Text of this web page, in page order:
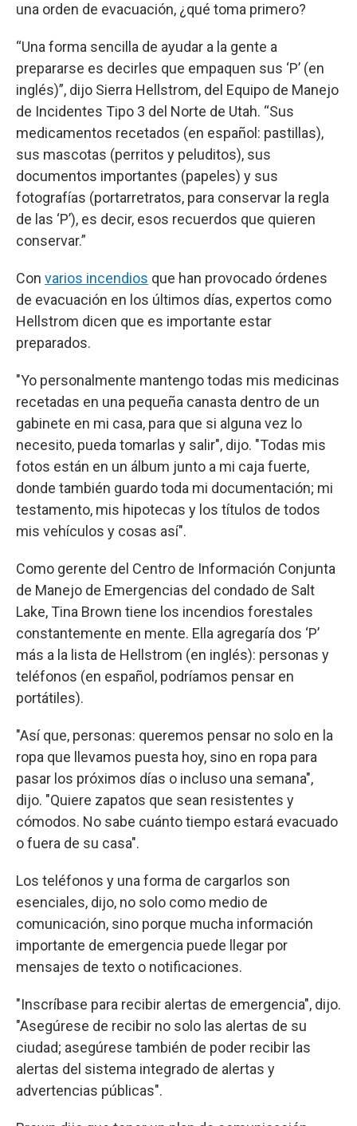
una orden de evacuación, ¿qué toma primero?
“Una forma sencilla de ayudar a la gente a
prepararse es decirles que empaquen sus ‘P’ (en
inglés)”, dijo Sierra Hellstrom, del Equipo de Manejo
de Incidentes Tipo 3 del Norte de Utah. “Sus
medicamentos recetados (en español: pastillas),
sus mascotas (perritos y peluditos), sus
documentos importantes (papeles) y sus
fotografías (portarretratos, para conservar la regla
de las ‘P’), es decir, esos recuerdos que quieren
conservar.”
Con varios incendios que han provocado órdenes
de evacuación en los últimos días, expertos como
Hellstrom dicen que es importante estar
preparados.
"Yo personalmente mantengo todas mis medicinas
recetadas en una pequeña canasta dentro de un
gabinete en mi casa, para que si alguna vez lo
necesito, pueda tomarlas y salir", dijo. "Todas mis
fotos están en un álbum junto a mi caja fuerte,
donde también guardo toda mi documentación; mi
testamento, mis hipotecas y los títulos de todos
mis vehículos y cosas así".
Como gerente del Centro de Información Conjunta
de Manejo de Emergencias del condado de Salt
Lake, Tina Brown tiene los incendios forestales
constantemente en mente. Ella agregaría dos ‘P’
más a la lista de Hellstrom (en inglés): personas y
teléfonos (en español, podríamos pensar en
portátiles).
"Así que, personas: queremos pensar no solo en la
ropa que llevamos puesta hoy, sino en ropa para
pasar los próximos días o incluso una semana",
dijo. "Quiere zapatos que sean resistentes y
cómodos. No sabe cuánto tiempo estará evacuado
o fuera de su casa".
Los teléfonos y una forma de cargarlos son
esenciales, dijo, no solo como medio de
comunicación, sino porque mucha información
importante de emergencia puede llegar por
mensajes de texto o notificaciones.
"Inscríbase para recibir alertas de emergencia", dijo.
"Asegúrese de recibir no solo las alertas de su
ciudad; asegúrese también de poder recibir las
alertas del sistema integrado de alertas y
advertencias públicas".